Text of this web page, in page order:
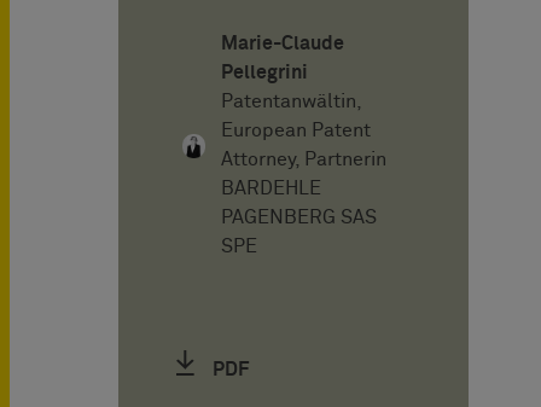
Marie-Claude
Pellegrini
Patentanwältin,
European Patent
Attorney, Partnerin
BARDEHLE
PAGENBERG SAS
SPE
PDF